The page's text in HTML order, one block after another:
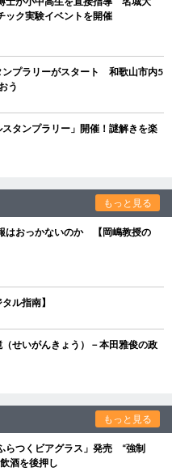
ック実験イベントを開催
ンプラリーがスタート 和歌山市内5
う
タンプラリー」開催！謎解きを楽
もっと見る
はおっかないのか 【岡嶋教授の
ル指南】
せいがんきょう）－本田雅俊の政
もっと見る
らつくビアグラス」発売 “強制
酒を後押し